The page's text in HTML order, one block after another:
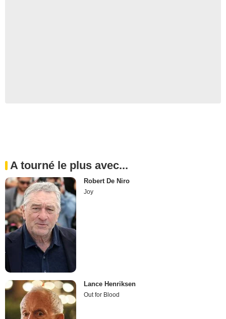
A tourné le plus avec...
Robert De Niro
Joy
Lance Henriksen
Out for Blood